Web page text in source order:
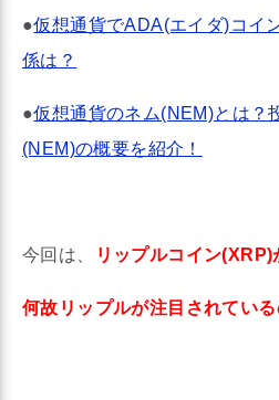
●仮想通貨でADA(エイダ)コイ
係は？
●仮想通貨のネム(NEM)とは？
(NEM)の概要を紹介！
今回は、 リップルコイン(XRP)
何故リップルが注目されてい